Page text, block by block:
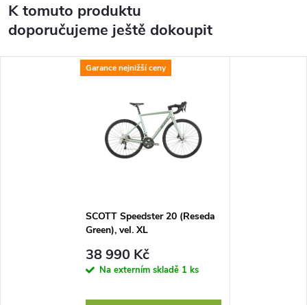
K tomuto produktu
doporučujeme ještě dokoupit
Garance nejnižší ceny
SCOTT Speedster 20 (Reseda
Green), vel. XL
38 990 Kč
Na externím skladě 1 ks